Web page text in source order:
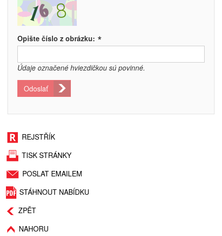
Opište číslo z obrázku: *
Údaje označené hviezdičkou sú povinné.
Odoslať
REJSTŘÍK
TISK STRÁNKY
POSLAT EMAILEM
STÁHNOUT NABÍDKU
ZPĚT
NAHORU